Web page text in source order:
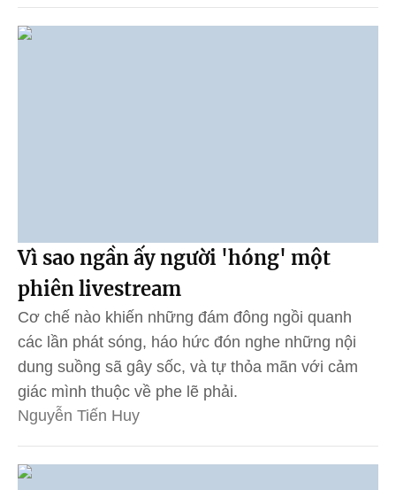
Vì sao ngần ấy người 'hóng' một
phiên livestream
Cơ chế nào khiến những đám đông ngồi quanh
các lần phát sóng, háo hức đón nghe những nội
dung suồng sã gây sốc, và tự thỏa mãn với cảm
giác mình thuộc về phe lẽ phải.
Nguyễn Tiến Huy